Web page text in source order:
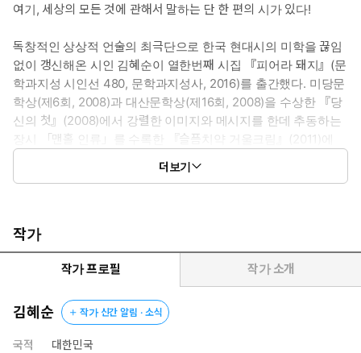
여기, 세상의 모든 것에 관해서 말하는 단 한 편의 시가 있다!
독창적인 상상적 언술의 최극단으로 한국 현대시의 미학을 끊임
없이 갱신해온 시인 김혜순이 열한번째 시집 『피어라 돼지』(문
학과지성 시인선 480, 문학과지성사, 2016)를 출간했다. 미당문
학상(제6회, 2008)과 대산문학상(제16회, 2008)을 수상한 『당
신의 첫』(2008)에서 강렬한 이미지와 메시지를 한데 추동하는
장시 「맨홀 인류」를 수록한 『슬픔치약 거울크림』(2011)에
이르기까지, 김혜순의 시 세계는 시적 화자 스스로 몸이 부서지
고 변화하며 격렬한 이미지의 연쇄를 이끌어내는 동시에 몸서리
산/죽은 채로 남성 중심의 지배적 상징질서의 역사가 휘둘러온 폭
력에 맞서는 ‘모래 여자’의 몸-비명을 들었고, 악취로 진동하는
‘전 세계의 쓰레기와 쥐들’이 투척된 구멍 속에서 분출하는 ‘맨홀
인류’의 탄생을 목격할 수 있었다. 이렇게, 관습적으로 해석돼온
한국 여성시의 풍경과 문법을 비틀고 타파한 이가 김혜순이며,
그리하여 김혜순의 시는 1980년대 이후 한국 시에서 강력한 미
학적 동력으로 자리매김했다. “김혜순이라는 이름은 하나의 시
더보기
작가
작가 프로필 작가 소개
김혜순 작가 신간 알림 · 소식
국적
대한민국